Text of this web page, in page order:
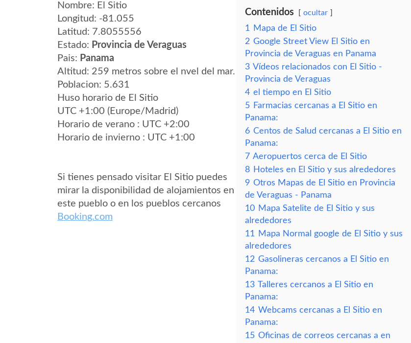
Nombre: El Sitio
Longitud: -81.055
Latitud: 7.8055556
Estado: Provincia de Veraguas
Pais: Panama
Altitud: 259 metros sobre el nvel del mar.
Poblacion: 5.631
Huso horario de El Sitio
UTC +1:00 (Europe/Madrid)
Horario de verano : UTC +2:00
Horario de invierno : UTC +1:00
Si tienes pensado visitar El Sitio puedes
mirar la disponibilidad de alojamientos en
este pueblo o en los pueblos cercanos
Booking.com
Contenidos ocultar
1
Mapa de El Sitio
2 Google Street View El Sitio en
Provincia de Veraguas en Panama
3 Vídeos relacionados con El Sitio -
Provincia de Veraguas
4 el tiempo en El Sitio
5 Farmacias cercanas a El Sitio en
Panama:
6 Centos de Salud cercanas a El Sitio en
Panama:
7 Aeropuertos cerca de El Sitio
8 Hoteles en El Sitio y sus alrededores
9 Otros Mapas de El Sitio en Provincia
de Veraguas - Panama
10 Mapa Satelite de El Sitio y sus
alrededores
11
Mapa Normal google de El Sitio y sus
alrededores
12 Gasolineras cercanos a El Sitio en
Panama:
13 Talleres cercanos a El Sitio en
Panama:
14 Webcams cercanas a El Sitio en
Panama:
15 Oficinas de correos cercanas a en